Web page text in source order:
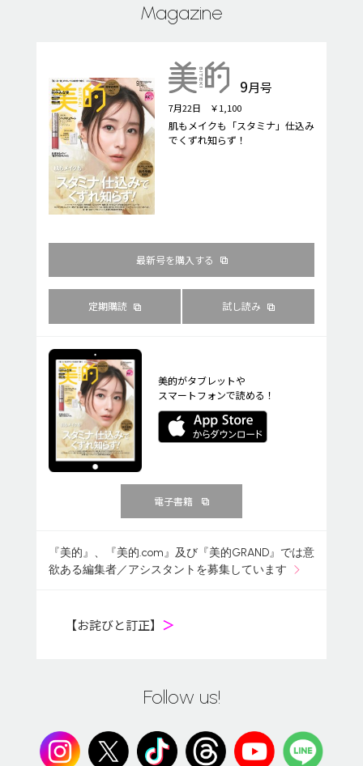
Magazine
9月号
7月22日 ￥1,100
肌もメイクも「スタミナ」仕込み
でくずれ知らず！
最新号を購入する
定期購読 試し読み
美的がタブレットや
スマートフォンで読める！
電子書籍
『美的』、『美的.com』及び『美的GRAND』では意
欲ある編集者／アシスタントを募集しています
【お詫びと訂正】 ＞
Follow us!